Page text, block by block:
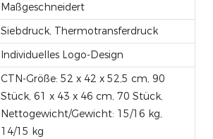
Maßgeschneidert
Siebdruck, Thermotransferdruck
Individuelles Logo-Design
CTN-Größe: 52 x 42 x 52,5 cm, 90
Stück, 61 x 43 x 46 cm, 70 Stück,
Nettogewicht/Gewicht: 15/16 kg,
14/15 kg